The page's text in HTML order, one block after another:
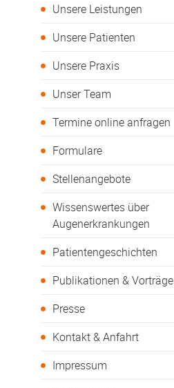
Unsere Leistungen
Unsere Patienten
Unsere Praxis
Unser Team
Termine online anfragen
Formulare
Stellenangebote
Wissenswertes über
Augenerkrankungen
Patientengeschichten
Publikationen & Vorträge
Presse
Kontakt & Anfahrt
Impressum